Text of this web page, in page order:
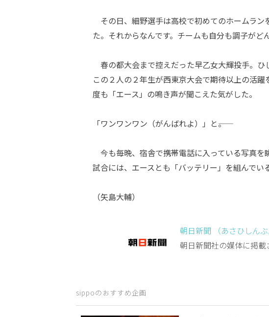
その日、細野選手は高校で初めてのホームラ
た。それからなんです。チームも自分も調子がど
春の都大会まで控えだった早乙女大輝投手。ひ
この２人の２年生が西東京大会で期待以上の活
度も「エース」の鳴き声が聞こえた気がした。
「ワンワンワン（がんばれよ）」と――。
今も毎晩、宿舎で携帯電話に入っている写真
試合には、エースとも「バッテリー」を組んでい
（矢島大輔）
朝日新聞 （あさひしんぶ
朝日新聞社の媒体に掲載
sippoのおすすめ企画